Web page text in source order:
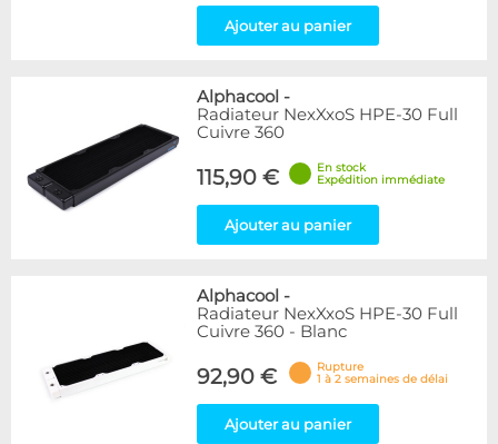
Ajouter au panier
Alphacool -
Radiateur NexXxoS HPE-30 Full
Cuivre 360
115,90 €
En stock
Expédition immédiate
Ajouter au panier
Alphacool -
Radiateur NexXxoS HPE-30 Full
Cuivre 360 - Blanc
92,90 €
Rupture
1 à 2 semaines de délai
Ajouter au panier